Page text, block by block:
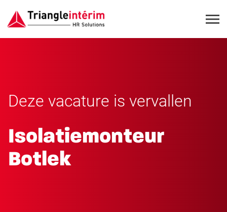
Deze vacature is vervallen
Isolatiemonteur
Botlek